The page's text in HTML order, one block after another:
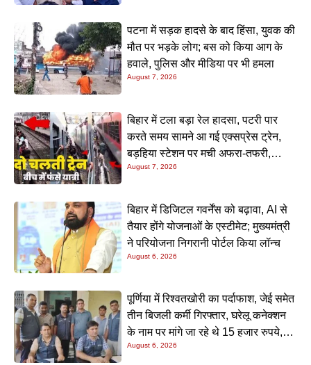
पटना में सड़क हादसे के बाद हिंसा, युवक की
मौत पर भड़के लोग; बस को किया आग के
हवाले, पुलिस और मीडिया पर भी हमला
August 7, 2026
बिहार में टला बड़ा रेल हादसा, पटरी पार
करते समय सामने आ गई एक्सप्रेस ट्रेन,
बड़हिया स्टेशन पर मची अफरा-तफरी,
यात्रियों की लापरवाही आई सामने
August 7, 2026
बिहार में डिजिटल गवर्नेंस को बढ़ावा, AI से
तैयार होंगे योजनाओं के एस्टीमेट; मुख्यमंत्री
ने परियोजना निगरानी पोर्टल किया लॉन्च
August 6, 2026
पूर्णिया में रिश्वतखोरी का पर्दाफाश, जेई समेत
तीन बिजली कर्मी गिरफ्तार, घरेलू कनेक्शन
के नाम पर मांगे जा रहे थे 15 हजार रुपये,
निगरानी टीम ने रंगे हाथ पकड़ा
August 6, 2026